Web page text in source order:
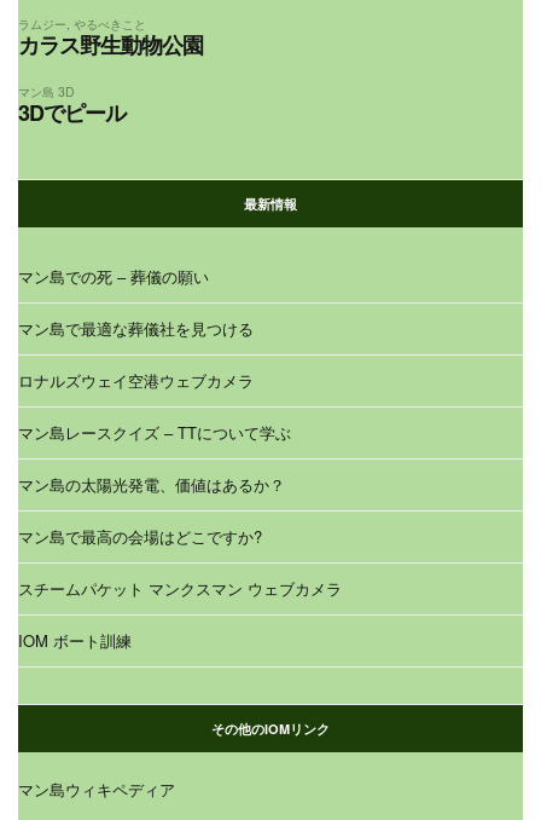
ラムジー, やるべきこと
カラス野生動物公園
マン島 3D
3Dでピール
最新情報
マン島での死 – 葬儀の願い
マン島で最適な葬儀社を見つける
ロナルズウェイ空港ウェブカメラ
マン島レースクイズ – TTについて学ぶ
マン島の太陽光発電、価値はあるか？
マン島で最高の会場はどこですか?
スチームパケット マンクスマン ウェブカメラ
IOM ボート訓練
その他のIOMリンク
マン島ウィキペディア